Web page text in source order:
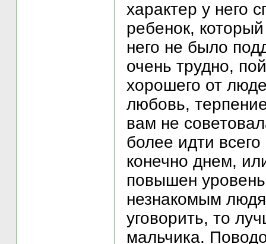
характер у него
ребенок,
него не было
очень трудно,
хорошего от
любовь,
вам не
более идти
конечно днем,
повышен
незнакомым
уговорить, то
мальчика.